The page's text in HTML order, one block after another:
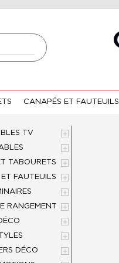
CANAPÉS ET FAUTEUILS
TV 

TABOURETS 
FAUTEUILS 

RANGEMENT 


DÉCO 